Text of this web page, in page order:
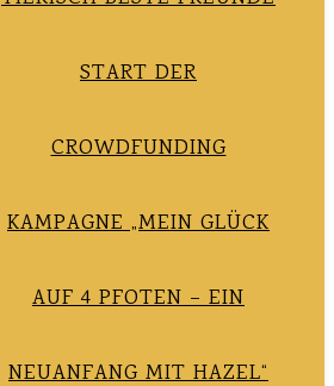
START DER
CROWDFUNDING
KAMPAGNE „MEIN GLÜCK
AUF 4 PFOTEN – EIN
NEUANFANG MIT HAZEL“